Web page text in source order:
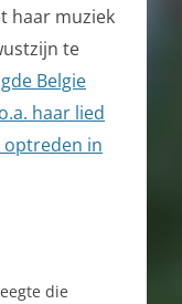
haar muziek
te
Belgie
haar lied
optreden in
die